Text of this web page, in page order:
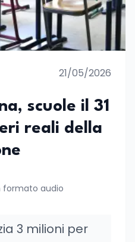
21/05/2026
scuole il 31
reali della
formato audio
3 milioni per